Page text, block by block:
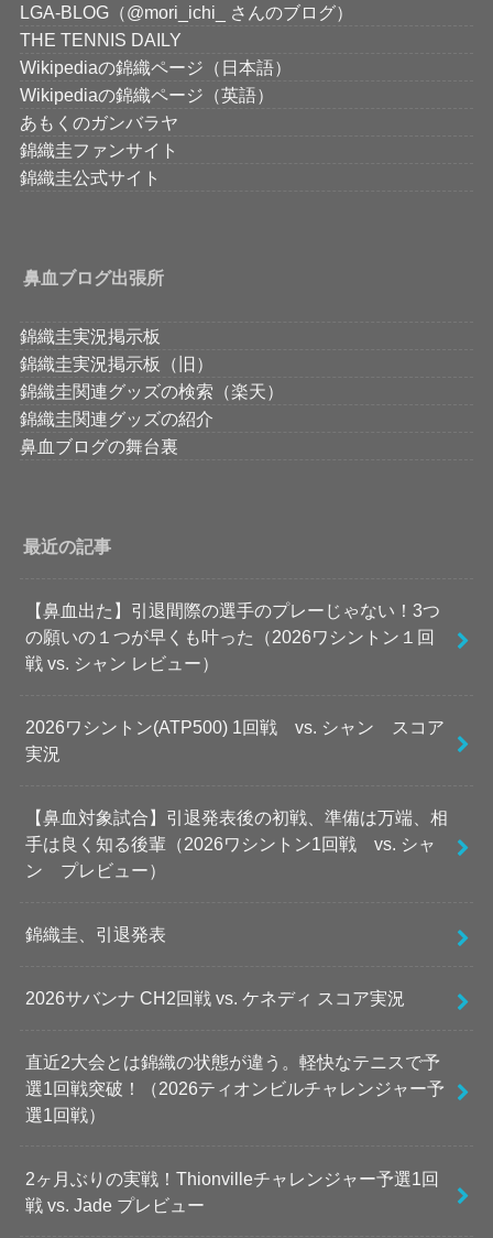
LGA-BLOG（@mori_ichi_ さんのブログ）
THE TENNIS DAILY
Wikipediaの錦織ページ（日本語）
Wikipediaの錦織ページ（英語）
あもくのガンバラヤ
錦織圭ファンサイト
錦織圭公式サイト
鼻血ブログ出張所
錦織圭実況掲示板
錦織圭実況掲示板（旧）
錦織圭関連グッズの検索（楽天）
錦織圭関連グッズの紹介
鼻血ブログの舞台裏
最近の記事
【鼻血出た】引退間際の選手のプレーじゃない！3つ
の願いの１つが早くも叶った（2026ワシントン１回
戦 vs. シャン レビュー）
2026ワシントン(ATP500) 1回戦 vs. シャン スコア
実況
【鼻血対象試合】引退発表後の初戦、準備は万端、相
手は良く知る後輩（2026ワシントン1回戦 vs. シャ
ン プレビュー）
錦織圭、引退発表
2026サバンナ CH2回戦 vs. ケネディ スコア実況
直近2大会とは錦織の状態が違う。軽快なテニスで予
選1回戦突破！（2026ティオンビルチャレンジャー予
選1回戦）
2ヶ月ぶりの実戦！Thionvilleチャレンジャー予選1回
戦 vs. Jade プレビュー